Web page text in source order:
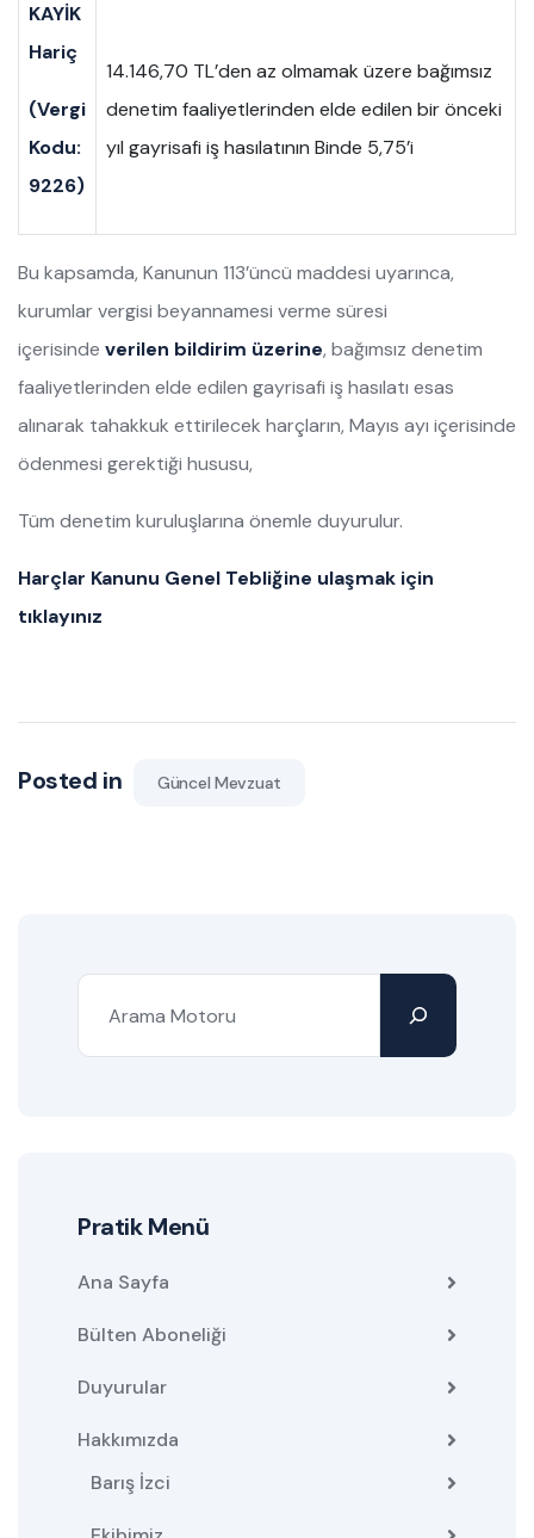
KAYİK
Hariç
(Vergi
Kodu:
9226)
14.146,70 TL’den az olmamak üzere bağımsız
denetim faaliyetlerinden elde edilen bir önceki
yıl gayrisafi iş hasılatının Binde 5,75’i
Bu kapsamda, Kanunun 113’üncü maddesi uyarınca,
kurumlar vergisi beyannamesi verme süresi
içerisinde verilen bildirim üzerine, bağımsız denetim
faaliyetlerinden elde edilen gayrisafi iş hasılatı esas
alınarak tahakkuk ettirilecek harçların, Mayıs ayı içerisinde
ödenmesi gerektiği hususu,
Tüm denetim kuruluşlarına önemle duyurulur.
Harçlar Kanunu Genel Tebliğine ulaşmak için
tıklayınız
Posted in Güncel Mevzuat
Pratik Menü
Ana Sayfa
Bülten Aboneliği
Duyurular
Hakkımızda
Barış İzci